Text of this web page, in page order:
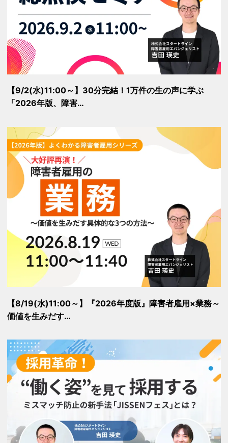
【9/2(水)11:00～】30分完結！1万件の生の声に学ぶ
「2026年版、障害…
【8/19(水)11:00～】『2026年度版』障害者雇用×業務～
価値を生みだす…